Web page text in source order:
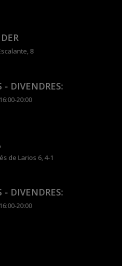
8
- DIVENDRES:
20:00
de Larios 6, 4-1
- DIVENDRES:
20:00